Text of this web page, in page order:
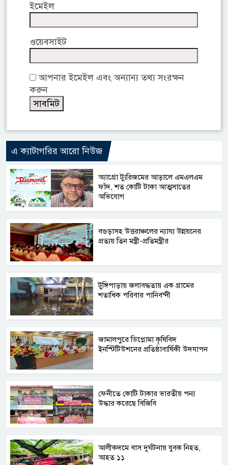
ইমেইল
ওয়েবসাইট
আপনার ইমেইল এবং অন্যান্য তথ্য সংরক্ষন
করুন
এ ক্যাটাগরির আরো নিউজ
অ্যাগ্রো ট্যুরিজমের আড়ালে এমএলএম
ফাঁদ, শত কোটি টাকা আত্মসাতের
অভিযোগ
বগুড়াসহ উত্তরাঞ্চলের ন্যায্য উন্নয়নের
প্রত্যয় তিন মন্ত্রী-প্রতিমন্ত্রীর
টুঙ্গিপাড়ায় জলাবদ্ধতায় এক গ্রামের
শতাধিক পরিবার পানিবন্দী
জামালপুরে ডিপ্লোমা কৃষিবিদ
ইনস্টিটিউশনের প্রতিষ্ঠাবার্ষিকী উদযাপন
ফেনীতে কোটি টাকার ভারতীয় পন্য
উদ্ধার করেছে বিজিবি
আলীকদমে বাস দুর্ঘটনায় যুবক নিহত,
আহত ১১